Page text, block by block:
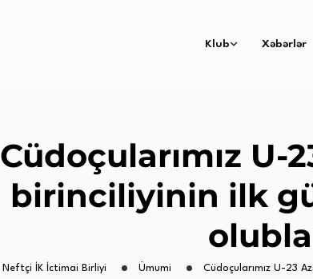
Klub Xəbərlər
Cüdoçularımız U-
birinciliyinin ilk
Neftçi İK İctimai Birliyi Ümumi Cüdoçularımız U-23